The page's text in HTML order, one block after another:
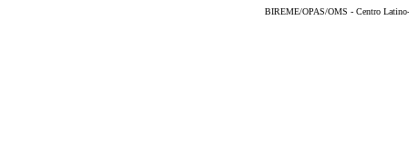
BIREME/OPAS/OMS - Centro Latino-